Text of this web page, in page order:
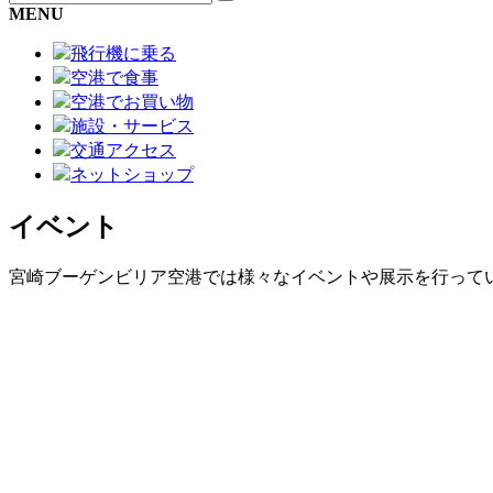
MENU
飛行機に乗る
空港で食事
空港でお買い物
施設・サービス
交通アクセス
ネットショップ
イベント
宮崎ブーゲンビリア空港では様々なイベントや展示を行って